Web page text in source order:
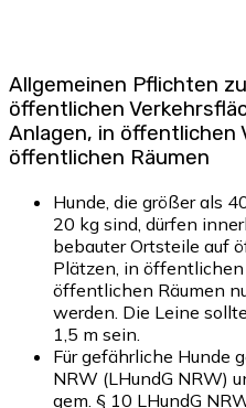
Allgemeinen Pflichten
öffentlichen
Anlagen, in öffentlichen
öffentlichen Räumen
Hunde, die größer als
20 kg sind, dürfen
bebauter Ortsteile auf
Plätzen, in
öffentlichen Räumen
werden. Die Leine
1,5 m sein.
Für gefährliche Hunde
NRW (LHundG NRW)
gem. § 10 LHundG